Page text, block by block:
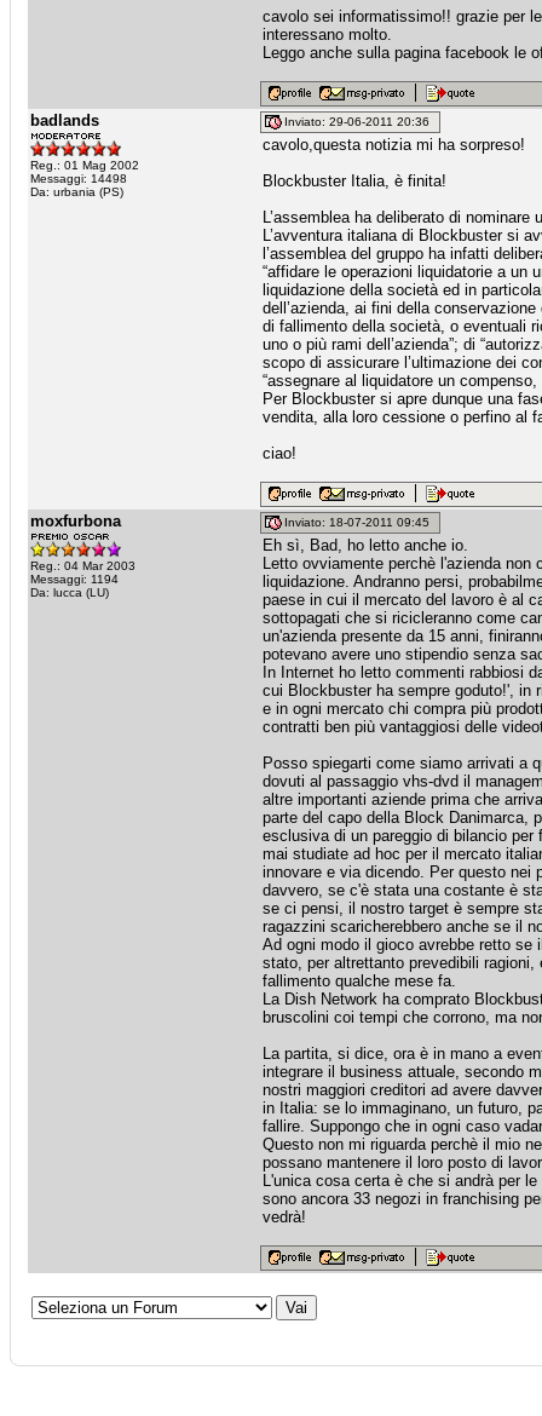
cavolo sei informatissimo!! grazie per
interessano molto.
Leggo anche sulla pagina facebook le
badlands
Reg.: 01 Mag 2002
Messaggi: 14498
Da: urbania (PS)
Inviato: 29-06-2011 20:36
cavolo,questa notizia mi ha sorpreso!
Blockbuster Italia, è finita!
L’assemblea ha deliberato di nominare
L’avventura italiana di Blockbuster si
l’assemblea del gruppo ha infatti
“affidare le operazioni liquidatorie a un
liquidazione della società ed in
dell’azienda, ai fini della
di fallimento della società, o eventuali
uno o più rami dell’azienda”; di
scopo di assicurare l’ultimazione dei
“assegnare al liquidatore un
Per Blockbuster si apre dunque una
vendita, alla loro cessione o perfino al
ciao!
moxfurbona
Reg.: 04 Mar 2003
Messaggi: 1194
Da: lucca (LU)
Inviato: 18-07-2011 09:45
Eh sì, Bad, ho letto anche io.
Letto ovviamente perchè l'azienda
liquidazione. Andranno persi,
paese in cui il mercato del lavoro è al
sottopagati che si ricicleranno come
un'azienda presente da 15 anni,
potevano avere uno stipendio senza
In Internet ho letto commenti rabbiosi
cui Blockbuster ha sempre goduto!', in
e in ogni mercato chi compra più
contratti ben più vantaggiosi delle
Posso spiegarti come siamo arrivati a
dovuti al passaggio vhs-dvd il
altre importanti aziende prima che
parte del capo della Block Danimarca,
esclusiva di un pareggio di bilancio
mai studiate ad hoc per il mercato
innovare e via dicendo. Per questo nei
davvero, se c'è stata una costante è
se ci pensi, il nostro target è sempre
ragazzini scaricherebbero anche se il
Ad ogni modo il gioco avrebbe retto
stato, per altrettanto prevedibili
fallimento qualche mese fa.
La Dish Network ha comprato
bruscolini coi tempi che corrono, ma
La partita, si dice, ora è in mano a
integrare il business attuale, secondo
nostri maggiori creditori ad avere
in Italia: se lo immaginano, un futuro,
fallire. Suppongo che in ogni caso
Questo non mi riguarda perchè il mio
possano mantenere il loro posto di
L'unica cosa certa è che si andrà per
sono ancora 33 negozi in franchising
vedrà!